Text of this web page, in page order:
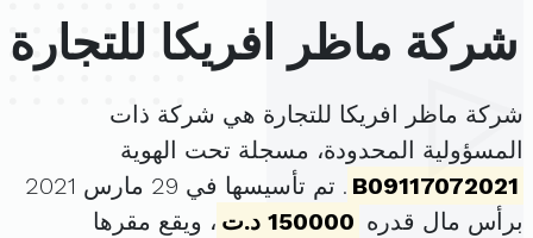
شركة ماظر افريكا للتجارة
شركة ماظر افريكا للتجارة هي شركة ذات
المسؤولية المحدودة، مسجلة تحت الهوية
B09117072021
. تم تأسيسها في 29 مارس 2021
برأس مال قدره 150000 د.ت
، ويقع مقرها